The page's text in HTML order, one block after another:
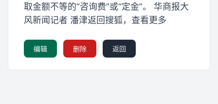
取金额不等的“咨询费”或“定金”。 华商报大
风新闻记者 潘津返回搜狐，查看更多
编辑 删除 返回